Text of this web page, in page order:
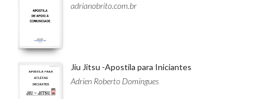
adrianobrito.com.br
Jiu Jitsu -Apostila para Iniciantes
Adrien Roberto Domingues